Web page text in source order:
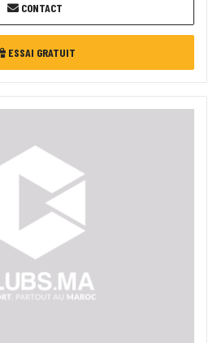
CONTACT
ESSAI GRATUIT